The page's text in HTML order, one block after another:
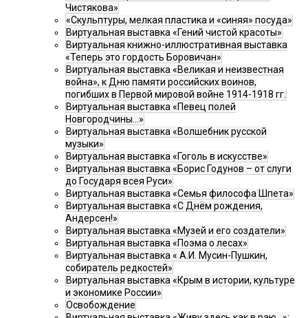
Чистякова»
«Скульптуры, мелкая пластика и «синяя» посуда»
Виртуальная выставка «Гений чистой красоты»
Виртуальная книжно-иллюстративная выставка
«Теперь это гордость Боровичан»
Виртуальная выставка «Великая и неизвестная
война», к Дню памяти российских воинов,
погибших в Первой мировой войне 1914-1918 гг.
Виртуальная выставка «Певец полей
Новгородчины…»
Виртуальная выставка «Волшебник русской
музыки»
Виртуальная выставка «Гоголь в искусстве»
Виртуальная выставка «Борис Годунов – от слуги
до Государя всея Руси»
Виртуальная выставка «Семья философа Шпета»
Виртуальная выставка «С Днём рождения,
Андерсен!»
Виртуальная выставка «Музей и его создатели»
Виртуальная выставка «Поэма о лесах»
Виртуальная выставка « А.И. Мусин-Пушкин,
собиратель редкостей»
Виртуальная выставка «Крым в истории, культуре
и экономике России»
Освобождение